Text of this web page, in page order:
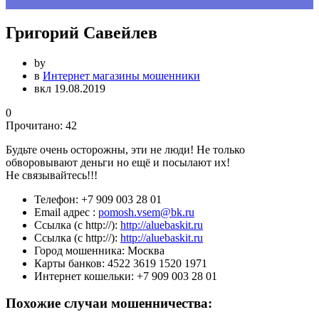
Григорий Савейлев
by
в Интернет магазины мошенники
вкл 19.08.2019
0
Прочитано: 42
Будьте очень осторожны, эти не люди! Не только
обворовывают деньги но ещё и посылают их!
Не связывайтесь!!!
Телефон: +7 909 003 28 01
Email адрес : pomosh.vsem@bk.ru
Ссылка (с http://): http://aluebaskit.ru
Ссылка (с http://): http://aluebaskit.ru
Город мошенника: Москва
Карты банков: 4522 3619 1520 1971
Интернет кошельки: +7 909 003 28 01
Похожие случаи мошенничества: